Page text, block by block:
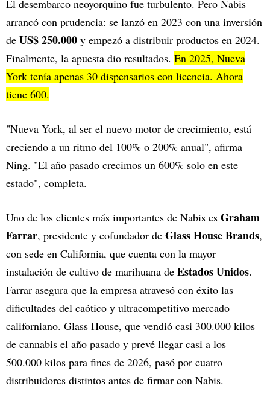
El desembarco neoyorquino fue turbulento. Pero Nabis
arrancó con prudencia: se lanzó en 2023 con una inversión
de US$ 250.000 y empezó a distribuir productos en 2024.
Finalmente, la apuesta dio resultados. En 2025, Nueva
York tenía apenas 30 dispensarios con licencia. Ahora
tiene 600.
"Nueva York, al ser el nuevo motor de crecimiento, está
creciendo a un ritmo del 100% o 200% anual", afirma
Ning. "El año pasado crecimos un 600% solo en este
estado", completa.
Uno de los clientes más importantes de Nabis es Graham
Farrar, presidente y cofundador de Glass House Brands,
con sede en California, que cuenta con la mayor
instalación de cultivo de marihuana de Estados Unidos.
Farrar asegura que la empresa atravesó con éxito las
dificultades del caótico y ultracompetitivo mercado
californiano. Glass House, que vendió casi 300.000 kilos
de cannabis el año pasado y prevé llegar casi a los
500.000 kilos para fines de 2026, pasó por cuatro
distribuidores distintos antes de firmar con Nabis.